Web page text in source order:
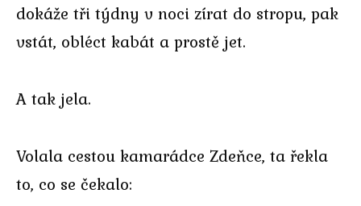
dokáže tři týdny v noci zírat do stropu, pak
vstát, obléct kabát a prostě jet.
A tak jela.
Volala cestou kamarádce Zdeňce, ta řekla
to, co se čekalo: